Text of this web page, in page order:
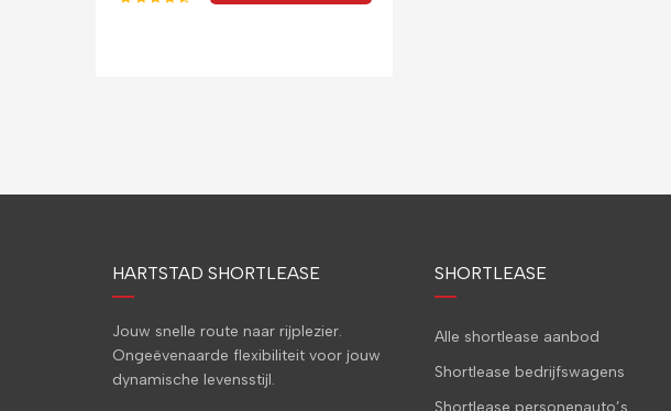
HARTSTAD SHORTLEASE
Jouw snelle route naar rijplezier.
Ongeëvenaarde flexibiliteit voor jouw
dynamische levensstijl.
SHORTLEASE
Alle shortlease aanbod
Shortlease bedrijfswagens
Shortlease personenauto’s